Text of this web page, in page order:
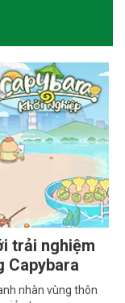
trải nghiệm
Capybara
nhàn vùng thôn